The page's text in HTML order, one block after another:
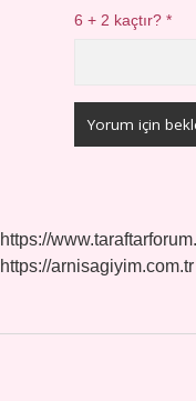
6 + 2 kaçtır?*
https://
https://arnisagiyim.com.tr